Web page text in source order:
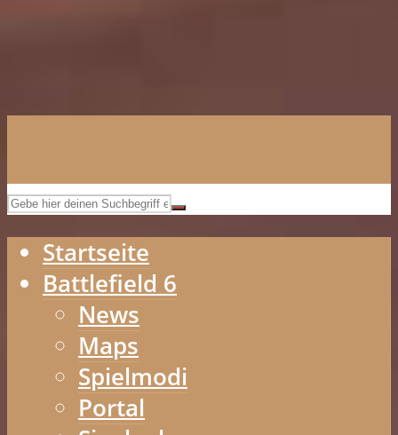
Startseite
Battlefield 6
News
Maps
Spielmodi
Portal